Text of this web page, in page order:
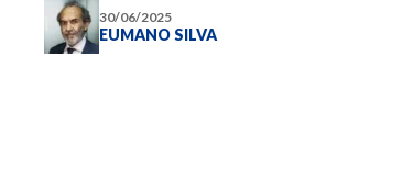
30/06/2025
EUMANO SILVA